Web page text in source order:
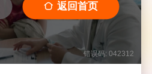
返回首页
错误码: 042312